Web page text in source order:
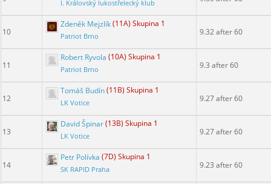
I. Královský lukostřelecký klub
10
Zdeněk Mejzlík(11A) Skupina 1
Patriot Brno 9.32 after 60
11
Robert Ryvola (10A) Skupina 1
Patriot Brno 9.3 after 60
12
Tomáš Budín(11B) Skupina 1
LK Votice 9.27 after 60
13
David Špinar(13B) Skupina 1
LK Votice 9.27 after 60
14
Petr Polívka (7D) Skupina 1
SK RAPID Praha 9.23 after 60